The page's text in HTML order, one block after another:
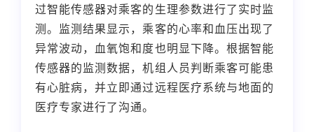
过智能传感器对乘客的生理参数进行了实时监
测。监测结果显示，乘客的心率和血压出现了
异常波动，血氧饱和度也明显下降。根据智能
传感器的监测数据，机组人员判断乘客可能患
有心脏病，并立即通过远程医疗系统与地面的
医疗专家进行了沟通。